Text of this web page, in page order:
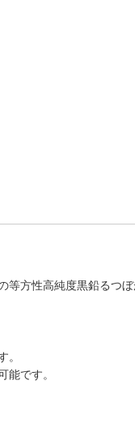
方性高純度黒鉛るつぼ
。
能です。